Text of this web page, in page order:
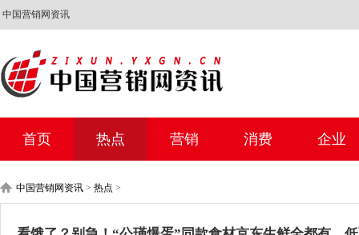
中国营销网资讯
首页 热点 营销 消费 企业
中国营销网资讯 > 热点 >